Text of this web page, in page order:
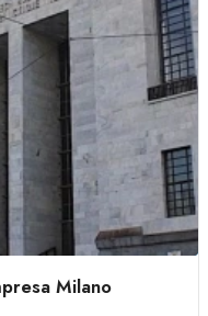
Milano